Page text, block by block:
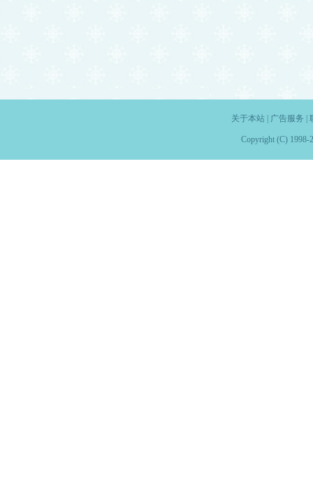
关于本站| 广告服务
Copyright (C) 1998-